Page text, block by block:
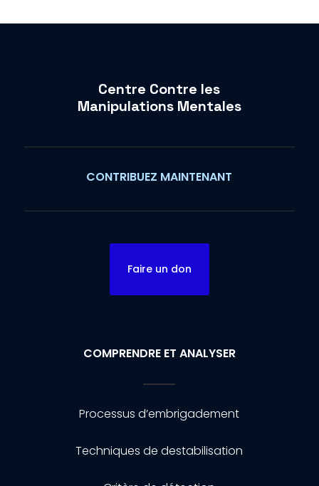
Centre Contre les
Manipulations Mentales
CONTRIBUEZ MAINTENANT
Faire un don
COMPRENDRE ET ANALYSER
Processus d’embrigadement
Techniques de destabilisation